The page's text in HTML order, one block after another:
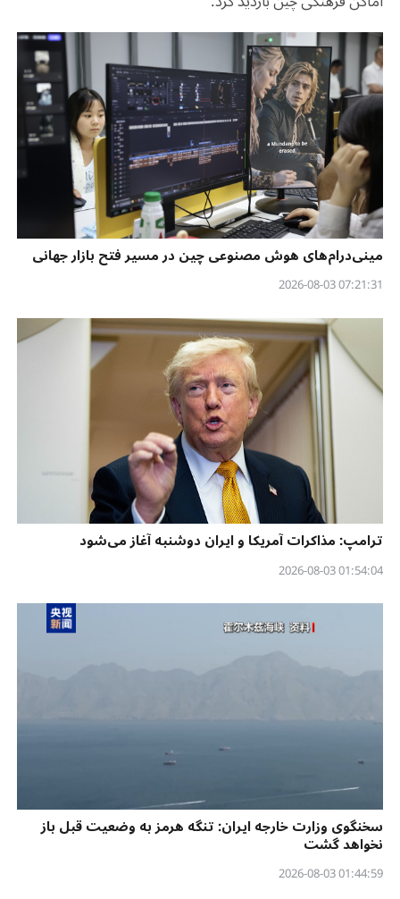
مینی‌درام‌های هوش مصنوعی چین در مسیر فتح بازار جهانی
07:21:31 2026-08-03
ترامپ: مذاکرات آمریکا و ایران دوشنبه آغاز می‌شود
01:54:04 2026-08-03
سخنگوی وزارت خارجه ایران: تنگه هرمز به وضعیت قبل باز
نخواهد گشت
01:44:59 2026-08-03